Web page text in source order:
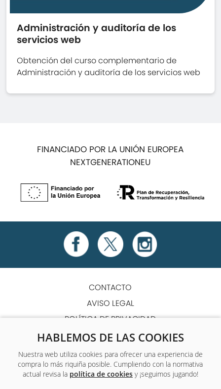
HABLEMOS DE LAS COOKIES
Nuestra web utiliza cookies para ofrecer una experiencia de
compra lo más riquiña posible. Cumpliendo con la normativa
actual revisa la política de cookiesy ¡seguimos jugando!
Administración y auditoría de los
servicios web
Obtención del curso complementario de
Administración y auditoría de los servicios web
FINANCIADO POR LA UNIÓN EUROPEA
NEXTGENERATIONEU
CONTACTO
AVISO LEGAL
POLÍTICA DE PRIVACIDAD
POLÍTICA DE COOKIES
TÉRMINOS Y CONDICIONES
ACCESIBILIDAD